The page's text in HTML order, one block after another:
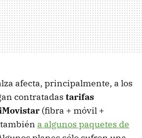
afecta, principalmente, a los
contratadas tarifas
(fibra + móvil +
a algunos paquetes de